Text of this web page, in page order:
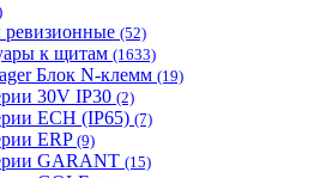
(52)
к щитам (1633)
Блок N-клемм (19)
30V IP30 (2)
ECH (IP65) (7)
ERP (9)
GARANT (15)